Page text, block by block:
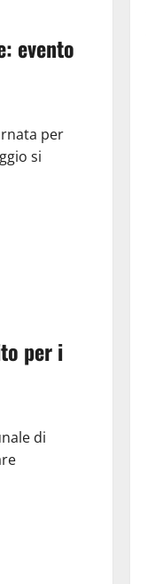
evento
per
si
per i
di